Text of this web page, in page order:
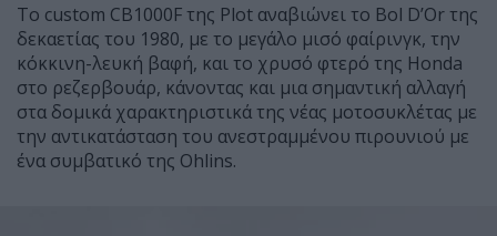
Το custom CB1000F της Plot αναβιώνει το Bol D’Or της
δεκαετίας του 1980, με το μεγάλο μισό φαίρινγκ, την
κόκκινη-λευκή βαφή, και το χρυσό φτερό της Honda
στο ρεζερβουάρ, κάνοντας και μια σημαντική αλλαγή
στα δομικά χαρακτηριστικά της νέας μοτοσυκλέτας με
την αντικατάσταση του ανεστραμμένου πιρουνιού με
ένα συμβατικό της Ohlins.